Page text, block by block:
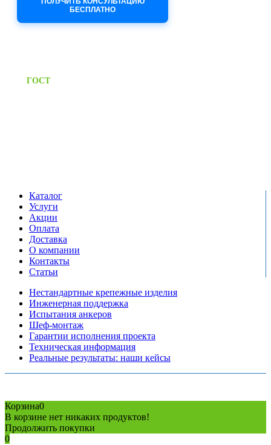
БЕСПЛАТНО
ГОСТПредоставляем паспорт
Каталог
Услуги
Акции
Оплата
Доставка
О компании
Контакты
Статьи
Нестандартные крепежные изделия
Инженерная поддержка
Испытания анкеров
Шеф-монтаж
Гарантии исполнения проекта
Техническая информация
Реальные результаты: наши кейсы
Корзина0
В корзине нет никаких продуктов!
Продолжить покупки
0